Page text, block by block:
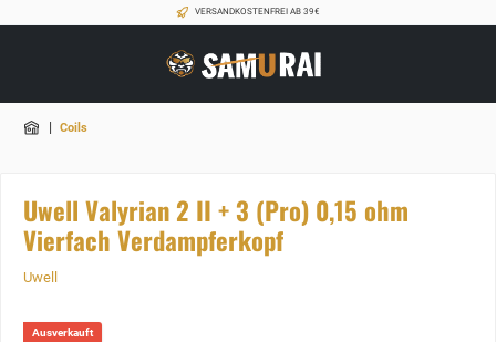
VERSANDKOSTENFREI AB 39€
| Coils
Uwell Valyrian 2 II + 3 (Pro) 0,15 ohm
Vierfach Verdampferkopf
Uwell
Ausverkauft